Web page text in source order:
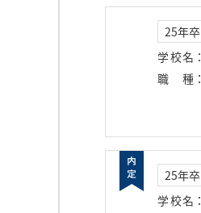
25年卒
学校名 ：
職種 ：
25年卒
学校名 ：